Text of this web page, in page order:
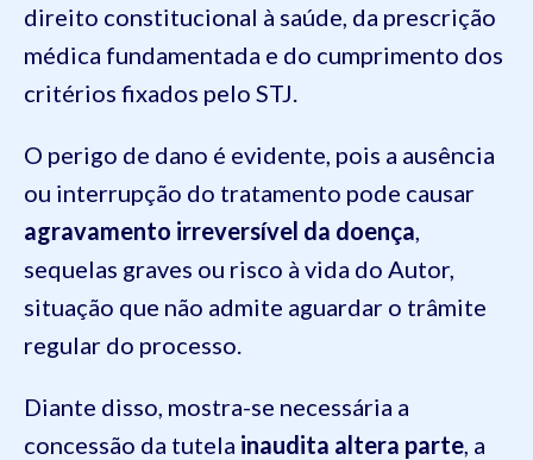
direito constitucional à saúde, da prescrição
médica fundamentada e do cumprimento dos
critérios fixados pelo STJ.
O perigo de dano é evidente, pois a ausência
ou interrupção do tratamento pode causar
agravamento irreversível da doença,
sequelas graves ou risco à vida do Autor,
situação que não admite aguardar o trâmite
regular do processo.
Diante disso, mostra-se necessária a
concessão da tutela inaudita altera parte, a